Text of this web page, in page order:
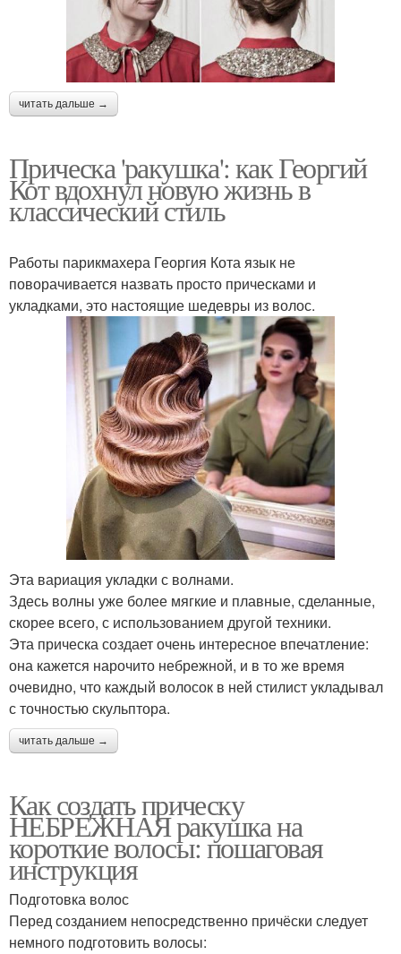
читать дальше →
Прическа 'ракушка': как Георгий
Кот вдохнул новую жизнь в
классический стиль
Работы парикмахера Георгия Кота язык не
поворачивается назвать просто прическами и
укладками, это настоящие шедевры из волос.
Эта вариация укладки с волнами.
Здесь волны уже более мягкие и плавные, сделанные,
скорее всего, с использованием другой техники.
Эта прическа создает очень интересное впечатление:
она кажется нарочито небрежной, и в то же время
очевидно, что каждый волосок в ней стилист укладывал
с точностью скульптора.
читать дальше →
Как создать прическу
НЕБРЕЖНАЯ ракушка на
короткие волосы: пошаговая
инструкция
Подготовка волос
Перед созданием непосредственно причёски следует
немного подготовить волосы: